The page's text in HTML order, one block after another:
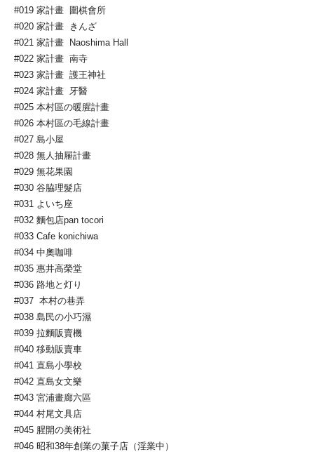
#019 家計畫 圍棋會所
#020 家計畫 きんざ
#021 家計畫 Naoshima Hall
#022 家計畫 南寺
#023 家計畫 護王神社
#024 家計畫 牙醫
#025 本村區の暖腥計畫
#026 本村區の毛線計畫
#027 島小屋
#028 無人抽屜計畫
#029 無花果園
#030 谷脇理髮店
#031 よいち座
#032 麵包店pan tocori
#033 Cafe konichiwa
#034 中奧咖啡
#035 惠井高榮堂
#036 路地と灯り
#037 本村の巷弄
#038 島民の小巧濕
#039 拉麵販賣機
#040 移動販賣車
#041 直島小學校
#042 直島女文樂
#043 宮浦畫廊六區
#044 村尾文具店
#045 腥開の美術社
#046 昭和38年創業の菓子店（淫業中）